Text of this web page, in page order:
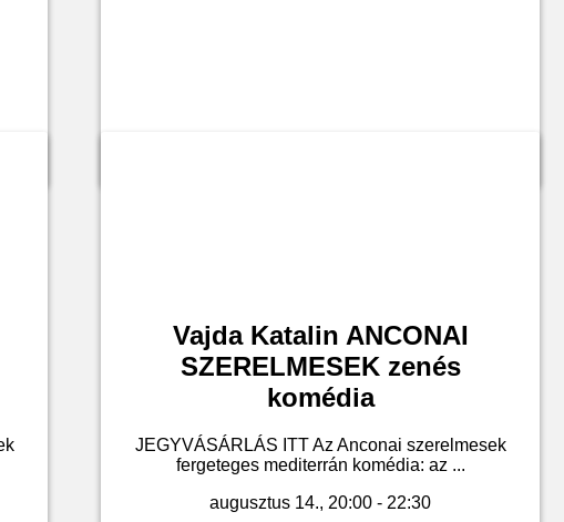
Vajda Katalin ANCONAI
SZERELMESEK zenés
komédia
JEGYVÁSÁRLÁS ITT Az Anconai szerelmesek
fergeteges mediterrán komédia: az ...
augusztus 14., 20:00 - 22:30